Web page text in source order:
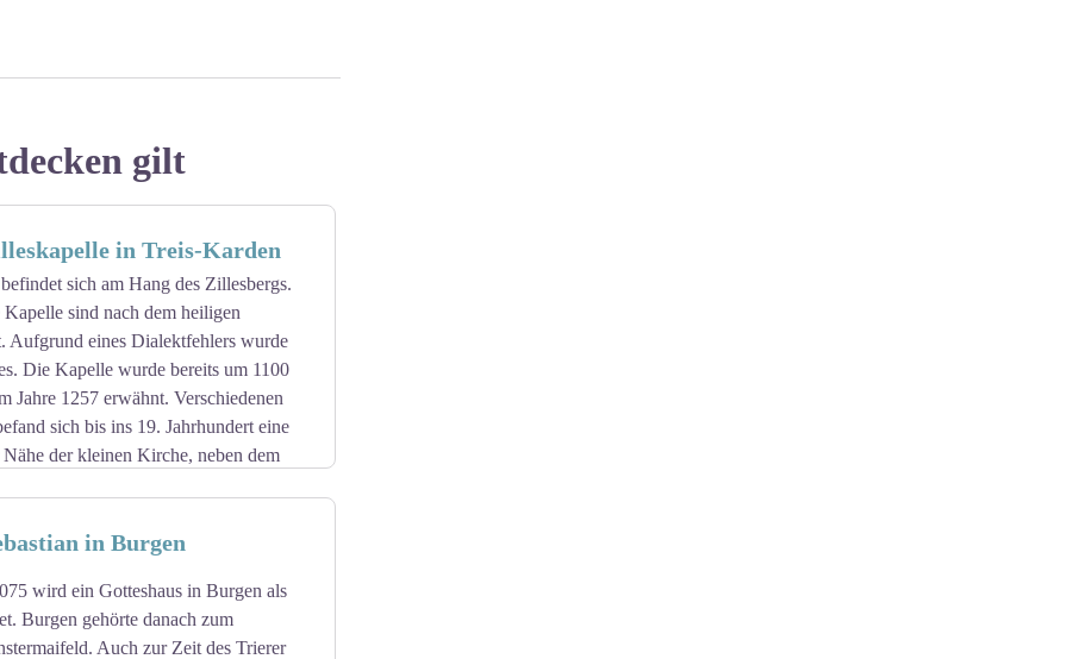
gilt
in Treis-Karden
sich am Hang des Zillesbergs.
sind nach dem heiligen
Aufgrund eines Dialektfehlers wurde
Die Kapelle wurde bereits um 1100
Jahre 1257 erwähnt. Verschiedenen
sich bis ins 19. Jahrhundert eine
der kleinen Kirche, neben dem
Sie basieren auf bildlichen
in Burgen
wird ein Gotteshaus in Burgen als
Burgen gehörte danach zum
Auch zur Zeit des Trierer